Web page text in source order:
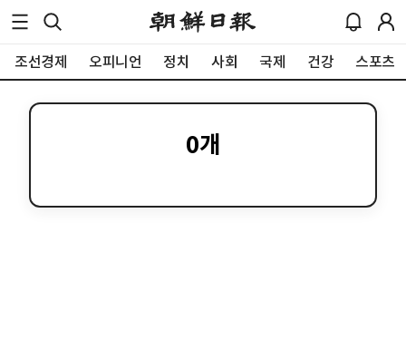
조선경제 오피니언 정치 사회 국제 건강 스포츠
0개